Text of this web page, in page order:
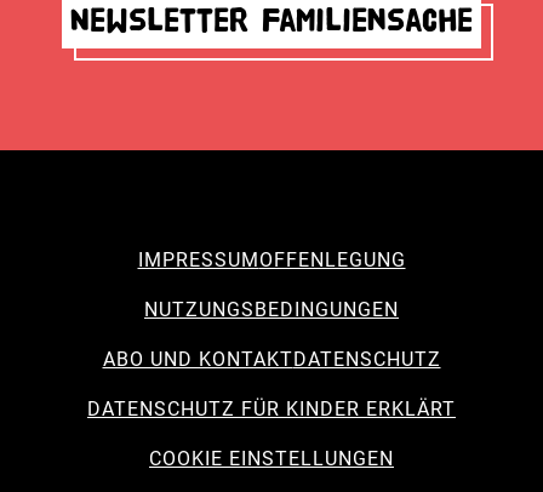
Newsletter Familiensache
IMPRESSUMOFFENLEGUNG
NUTZUNGSBEDINGUNGEN
ABO UND KONTAKTDATENSCHUTZ
DATENSCHUTZ FÜR KINDER ERKLÄRT
COOKIE EINSTELLUNGEN